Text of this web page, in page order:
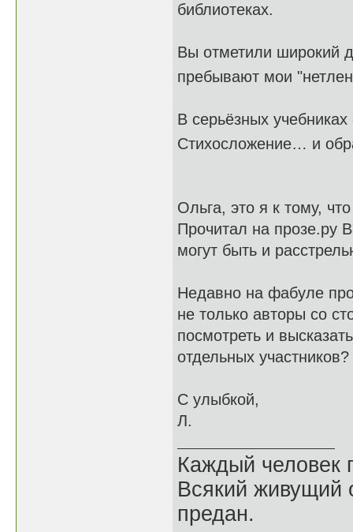
библиотеках.
Вы отметили широкий
пребывают мои
В серьёзных
Стихосложение… и
Ольга, это я к тому,
Прочитал на прозе.ру
могут быть и
Недавно на фабуле
не только авторы со
посмотреть и
отдельных участников?
С улыбкой,
Л.
Каждый человек
Всякий живущий
предан.